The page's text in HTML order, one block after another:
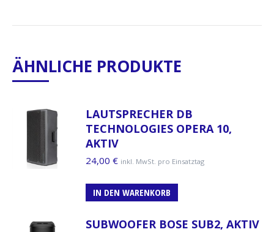
ÄHNLICHE PRODUKTE
LAUTSPRECHER DB
TECHNOLOGIES OPERA 10,
AKTIV
24,00 € inkl. MwSt. pro Einsatztag
IN DEN WARENKORB
SUBWOOFER BOSE SUB2, AKTIV